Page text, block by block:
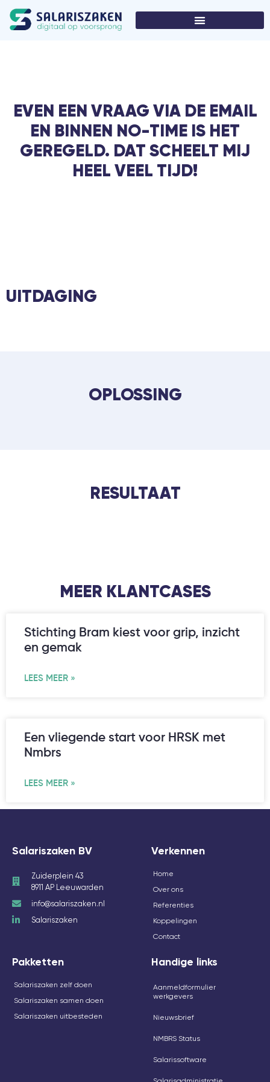
EVEN EEN VRAAG VIA DE EMAIL
EN BINNEN NO-TIME IS HET
GEREGELD. DAT SCHEELT MIJ
HEEL VEEL TIJD!
UITDAGING
OPLOSSING
RESULTAAT
MEER KLANTCASES
Stichting Bram kiest voor grip, inzicht
en gemak
LEES MEER »
Een vliegende start voor HRSK met
Nmbrs
LEES MEER »
Salariszaken BV
Zuiderplein 43
8911 AP Leeuwarden
info@salariszaken.nl
Salariszaken
Verkennen
Home
Over ons
Referenties
Koppelingen
Contact
Pakketten
Salariszaken zelf doen
Salariszaken samen doen
Salariszaken uitbesteden
Handige links
Aanmeldformulier
werkgevers
Nieuwsbrief
NMBRS Status
Salarissoftware